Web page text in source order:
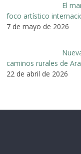
El
foco artístico
7 de mayo de 2026
caminos rurales de
22 de abril de 2026